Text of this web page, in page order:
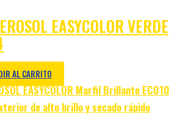
EASYCOLOR VERDE
AL CARRITO